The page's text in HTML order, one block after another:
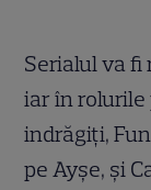
Serialul va fi
iar în rolurile
indrăgiți,
pe Ayşe, și